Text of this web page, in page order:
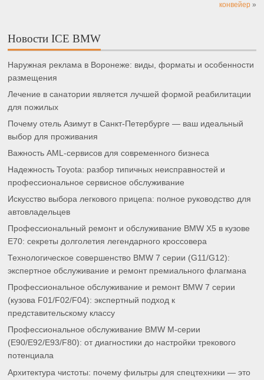
конвейер»
Новости ICE BMW
Наружная реклама в Воронеже: виды, форматы и особенности
размещения
Лечение в санатории является лучшей формой реабилитации
для пожилых
Почему отель Азимут в Санкт-Петербурге — ваш идеальный
выбор для проживания
Важность AML-сервисов для современного бизнеса
Надежность Toyota: разбор типичных неисправностей и
профессиональное сервисное обслуживание
Искусство выбора легкового прицепа: полное руководство для
автовладельцев
Профессиональный ремонт и обслуживание BMW X5 в кузове
E70: секреты долголетия легендарного кроссовера
Технологическое совершенство BMW 7 серии (G11/G12):
экспертное обслуживание и ремонт премиального флагмана
Профессиональное обслуживание и ремонт BMW 7 серии
(кузова F01/F02/F04): экспертный подход к
представительскому классу
Профессиональное обслуживание BMW M-серии
(E90/E92/E93/F80): от диагностики до настройки трекового
потенциала
Архитектура чистоты: почему фильтры для спецтехники — это